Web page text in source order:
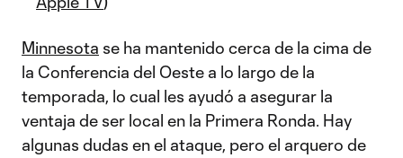
Minnesota se ha mantenido cerca de la cima de
la Conferencia del Oeste a lo largo de la
temporada, lo cual les ayudó a asegurar la
ventaja de ser local en la Primera Ronda. Hay
algunas dudas en el ataque, pero el arquero de